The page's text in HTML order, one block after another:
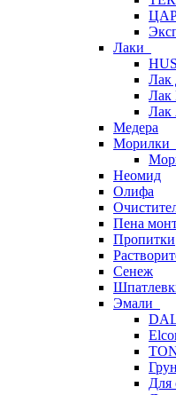
Лаки
Медера
Морилки
Неомид
Олифа
Пена
Пропитки
Сенеж
Эмали
Для